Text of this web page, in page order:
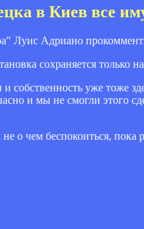
в Киев все
Луис Адриано
сохраняется только
собственность уже тоже
и мы не смогли этого
о чем беспокоиться, пока